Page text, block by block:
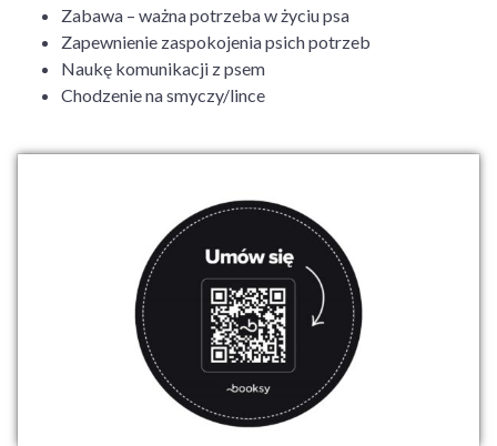
Zabawa – ważna potrzeba w życiu psa
Zapewnienie zaspokojenia psich potrzeb
Naukę komunikacji z psem
Chodzenie na smyczy/lince